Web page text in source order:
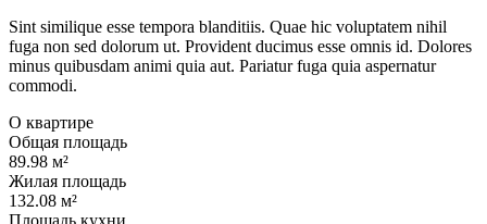
Sint similique esse tempora blanditiis. Quae hic voluptatem nihil
fuga non sed dolorum ut. Provident ducimus esse omnis id. Dolores
minus quibusdam animi quia aut. Pariatur fuga quia aspernatur
commodi.
О квартире
Общая площадь
89.98 м²
Жилая площадь
132.08 м²
Площадь кухни